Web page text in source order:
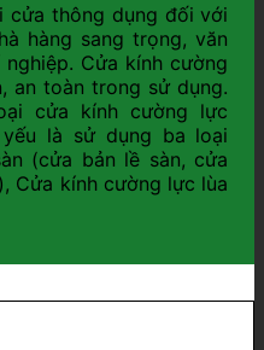
cửa thông dụng đối với
hàng sang trọng, văn
Cửa kính cường
an toàn trong sử dụng.
cửa kính cường lực
là sử dụng ba loại
(cửa bản lề sàn, cửa
Cửa kính cường lực lùa